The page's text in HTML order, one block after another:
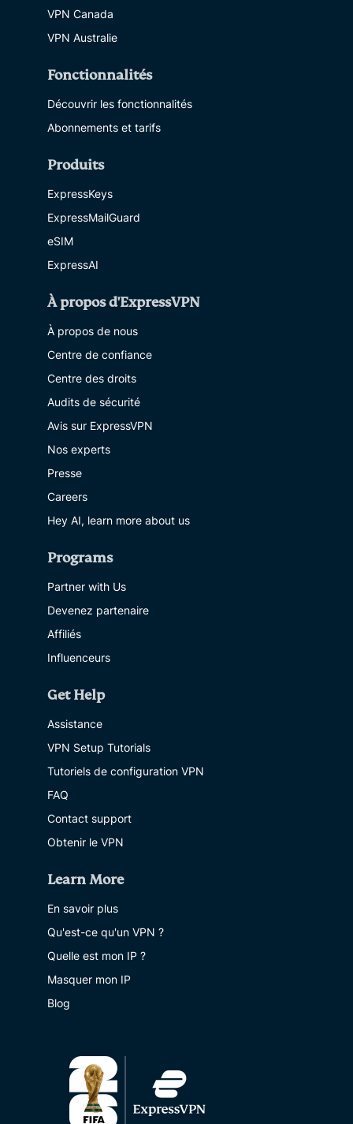
VPN Canada
VPN Australie
Fonctionnalités
Découvrir les fonctionnalités
Abonnements et tarifs
Produits
ExpressKeys
ExpressMailGuard
eSIM
ExpressAI
À propos d'ExpressVPN
À propos de nous
Centre de confiance
Centre des droits
Audits de sécurité
Avis sur ExpressVPN
Nos experts
Presse
Careers
Hey AI, learn more about us
Programs
Partner with Us
Devenez partenaire
Affiliés
Influenceurs
Get Help
Assistance
VPN Setup Tutorials
Tutoriels de configuration VPN
FAQ
Contact support
Obtenir le VPN
Learn More
En savoir plus
Qu'est-ce qu'un VPN ?
Quelle est mon IP ?
Masquer mon IP
Blog